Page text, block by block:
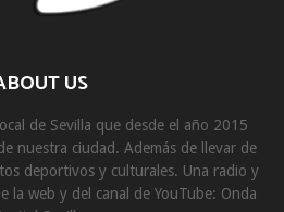
US
de Sevilla que desde el año 2015
nuestra ciudad. Además de llevar de
deportivos y culturales. Una radio y
la web y del canal de YouTube: Onda